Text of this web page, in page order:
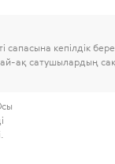
сапасына кепілдік
ақ сатушылардың